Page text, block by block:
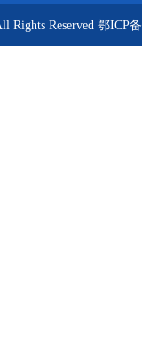
Rights Reserved 鄂ICP备